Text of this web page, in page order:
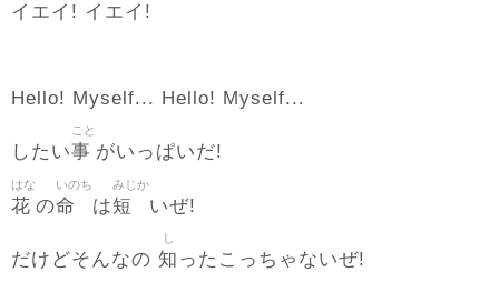
イエイ! イエイ!
Hello! Myself... Hello! Myself...
したい事
こと
がいっぱいだ!
花
はな
の命
いのち
は短
みじか
いぜ!
だけどそんなの 知
し
ったこっちゃないぜ!